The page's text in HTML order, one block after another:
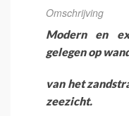
Omschrijving
Modern en
gelegen op
van het
zeezicht.